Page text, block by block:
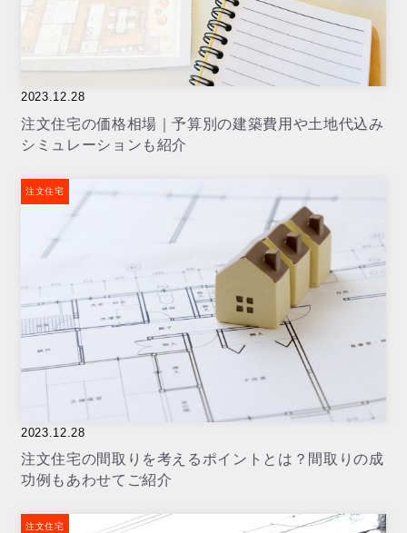
2023.12.28
注文住宅の価格相場｜予算別の建築費用や土地代込み
シミュレーションも紹介
注文住宅
2023.12.28
注文住宅の間取りを考えるポイントとは？間取りの成
功例もあわせてご紹介
注文住宅